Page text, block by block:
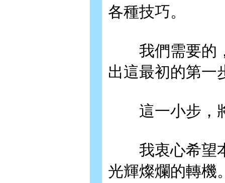
各種技巧。
我們需要的，
出這最初的第一
這一小步，將
我衷心希望本
光輝燦爛的轉機